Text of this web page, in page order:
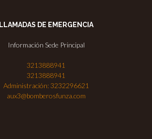
LLAMADAS DE EMERGENCIA
Información Sede Principal
3213888941
3213888941
Administración: 3232296621
aux3@bomberosfunza.com